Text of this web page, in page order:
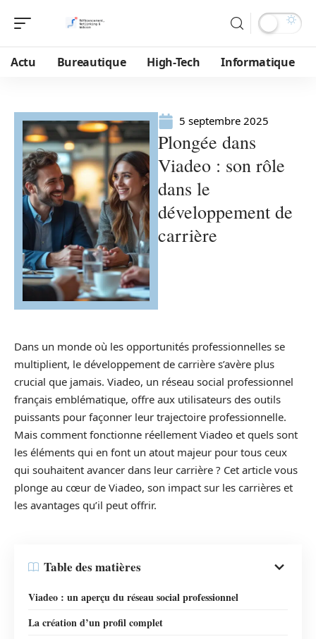
Actu Bureautique High-Tech Informatique
5 septembre 2025
Plongée dans
Viadeo : son rôle
dans le
développement de
carrière
Dans un monde où les opportunités professionnelles se
multiplient, le développement de carrière s’avère plus
crucial que jamais. Viadeo, un réseau social professionnel
français emblématique, offre aux utilisateurs des outils
puissants pour façonner leur trajectoire professionnelle.
Mais comment fonctionne réellement Viadeo et quels sont
les éléments qui en font un atout majeur pour tous ceux
qui souhaitent avancer dans leur carrière ? Cet article vous
plonge au cœur de Viadeo, son impact sur les carrières et
les avantages qu’il peut offrir.
Table des matières
Viadeo : un aperçu du réseau social professionnel
La création d’un profil complet